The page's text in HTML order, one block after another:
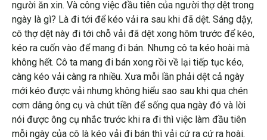
người ăn xin. Và công việc đầu tiên của người thợ dệt trong
ngày là gì? Là đi tới để kéo vải ra sau khi đã dệt. Sáng dậy,
cô thợ dệt này đi tới chỗ vải đã dệt xong hôm trước để kéo,
kéo ra cuốn vào để mang đi bán. Nhưng cô ta kéo hoài mà
không hết. Cô ta mang đi bán xong rồi về lại tiếp tục kéo,
càng kéo vải càng ra nhiều. Xưa mỗi lần phải dệt cả ngày
mới kéo được vải nhưng không hiểu sao sau khi qua chén
cơm dâng ông cụ và chút tiền để sống qua ngày đó và lời
nói được ông cụ nhắc trước khi ra đi thì việc làm đầu tiên
mỗi ngày của cô là kéo vải đi bán thì vải cứ ra cứ ra hoài.